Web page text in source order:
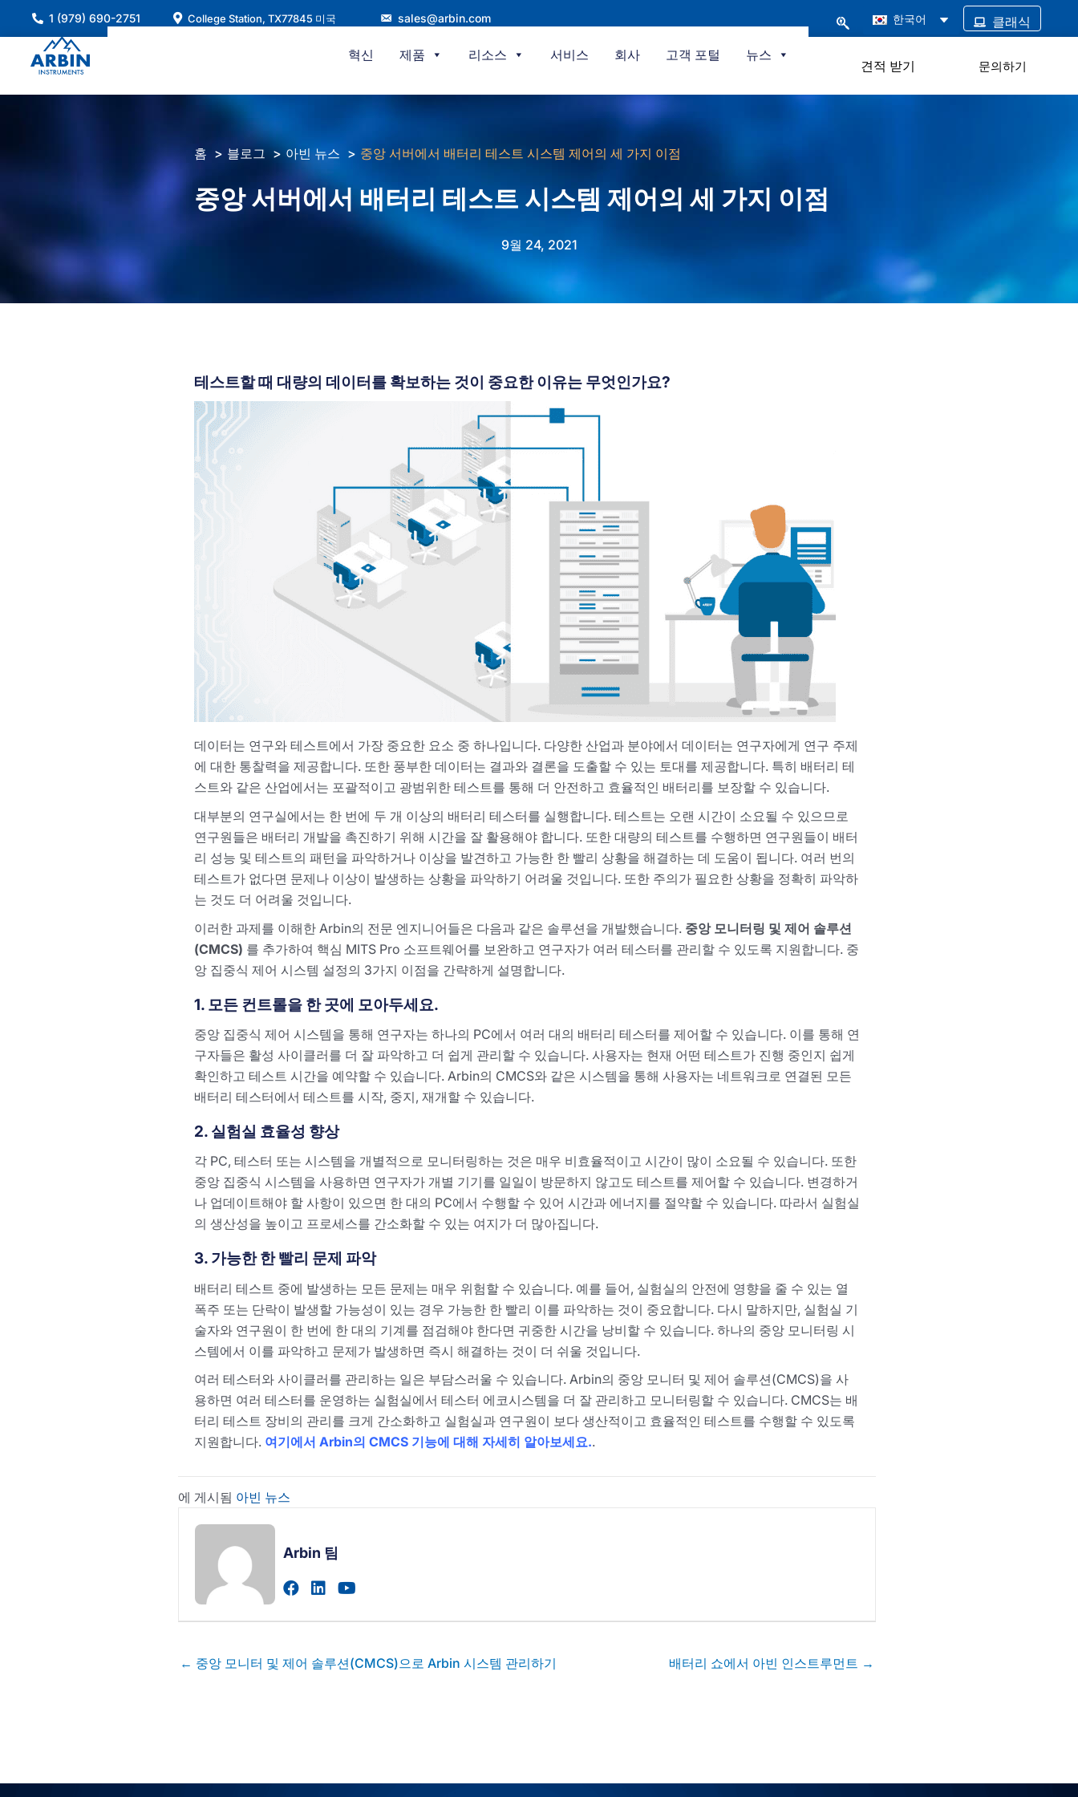
건
1 (979) 690-2751 College Station, TX77845 미국 sales@arbin.com 한국어 클래식
혁신 제품 리소스 서비스 회사 고객 포털 뉴스
견적 받기 문의하기
홈 블로그 아빈 뉴스 중앙 서버에서 배터리 테스트 시스템 제어의 세 가지 이점
중앙 서버에서 배터리 테스트 시스템 제어의 세 가지 이점
9월 24, 2021
테스트할 때 대량의 데이터를 확보하는 것이 중요한 이유는 무엇인가요?
데이터는 연구와 테스트에서 가장 중요한 요소 중 하나입니다. 다양한 산업과 분야에서 데이터는 연구자에게 연구 주제
에 대한 통찰력을 제공합니다. 또한 풍부한 데이터는 결과와 결론을 도출할 수 있는 토대를 제공합니다. 특히 배터리 테
스트와 같은 산업에서는 포괄적이고 광범위한 테스트를 통해 더 안전하고 효율적인 배터리를 보장할 수 있습니다.
대부분의 연구실에서는 한 번에 두 개 이상의 배터리 테스터를 실행합니다. 테스트는 오랜 시간이 소요될 수 있으므로
연구원들은 배터리 개발을 촉진하기 위해 시간을 잘 활용해야 합니다. 또한 대량의 테스트를 수행하면 연구원들이 배터
리 성능 및 테스트의 패턴을 파악하거나 이상을 발견하고 가능한 한 빨리 상황을 해결하는 데 도움이 됩니다. 여러 번의
테스트가 없다면 문제나 이상이 발생하는 상황을 파악하기 어려울 것입니다. 또한 주의가 필요한 상황을 정확히 파악하
는 것도 더 어려울 것입니다.
이러한 과제를 이해한 Arbin의 전문 엔지니어들은 다음과 같은 솔루션을 개발했습니다. 중앙 모니터링 및 제어 솔루션
(CMCS) 를 추가하여 핵심 MITS Pro 소프트웨어를 보완하고 연구자가 여러 테스터를 관리할 수 있도록 지원합니다. 중
앙 집중식 제어 시스템 설정의 3가지 이점을 간략하게 설명합니다.
1. 모든 컨트롤을 한 곳에 모아두세요.
중앙 집중식 제어 시스템을 통해 연구자는 하나의 PC에서 여러 대의 배터리 테스터를 제어할 수 있습니다. 이를 통해 연
구자들은 활성 사이클러를 더 잘 파악하고 더 쉽게 관리할 수 있습니다. 사용자는 현재 어떤 테스트가 진행 중인지 쉽게
확인하고 테스트 시간을 예약할 수 있습니다. Arbin의 CMCS와 같은 시스템을 통해 사용자는 네트워크로 연결된 모든
배터리 테스터에서 테스트를 시작, 중지, 재개할 수 있습니다.
2. 실험실 효율성 향상
각 PC, 테스터 또는 시스템을 개별적으로 모니터링하는 것은 매우 비효율적이고 시간이 많이 소요될 수 있습니다. 또한
중앙 집중식 시스템을 사용하면 연구자가 개별 기기를 일일이 방문하지 않고도 테스트를 제어할 수 있습니다. 변경하거
나 업데이트해야 할 사항이 있으면 한 대의 PC에서 수행할 수 있어 시간과 에너지를 절약할 수 있습니다. 따라서 실험실
의 생산성을 높이고 프로세스를 간소화할 수 있는 여지가 더 많아집니다.
3. 가능한 한 빨리 문제 파악
배터리 테스트 중에 발생하는 모든 문제는 매우 위험할 수 있습니다. 예를 들어, 실험실의 안전에 영향을 줄 수 있는 열
폭주 또는 단락이 발생할 가능성이 있는 경우 가능한 한 빨리 이를 파악하는 것이 중요합니다. 다시 말하지만, 실험실 기
술자와 연구원이 한 번에 한 대의 기계를 점검해야 한다면 귀중한 시간을 낭비할 수 있습니다. 하나의 중앙 모니터링 시
스템에서 이를 파악하고 문제가 발생하면 즉시 해결하는 것이 더 쉬울 것입니다.
여러 테스터와 사이클러를 관리하는 일은 부담스러울 수 있습니다. Arbin의 중앙 모니터 및 제어 솔루션(CMCS)을 사
용하면 여러 테스터를 운영하는 실험실에서 테스터 에코시스템을 더 잘 관리하고 모니터링할 수 있습니다. CMCS는 배
터리 테스트 장비의 관리를 크게 간소화하고 실험실과 연구원이 보다 생산적이고 효율적인 테스트를 수행할 수 있도록
지원합니다. 여기에서 Arbin의 CMCS 기능에 대해 자세히 알아보세요..
에 게시됨 아빈 뉴스
Arbin 팀
작가의 facebook 프로필 방문하기
작가의 linkedin 프로필 방문하기
← 중앙 모니터 및 제어 솔루션(CMCS)으로 Arbin 시스템 관리하기 배터리 쇼에서 아빈 인스트루먼트 →